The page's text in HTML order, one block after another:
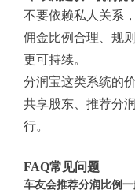
不要依赖私人关系
佣金比例合理、规
更可持续。
分润宝这类系统的
共享股东、推荐分
行。
FAQ常见问题
车友会推荐分润比例